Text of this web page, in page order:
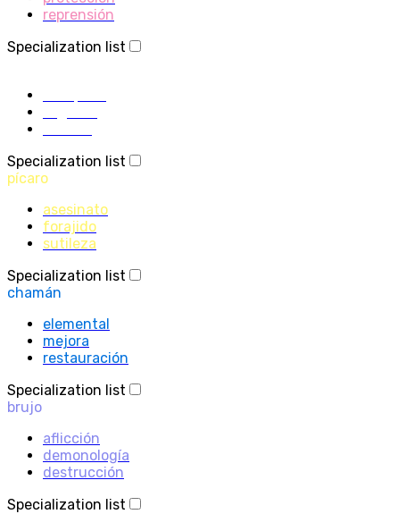
reprensión
Specialization list
Specialization list
pícaro
asesinato
forajido
sutileza
Specialization list
chamán
elemental
mejora
restauración
Specialization list
brujo
aflicción
demonología
destrucción
Specialization list